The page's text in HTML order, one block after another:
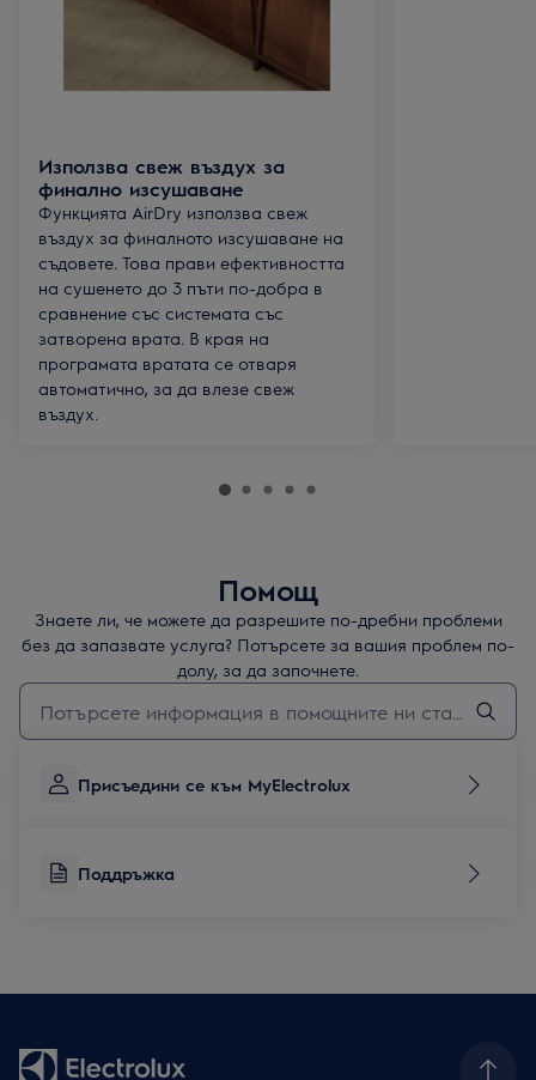
Използва свеж въздух за
финално изсушаване
Функцията AirDry използва свеж
въздух за финалното изсушаване на
съдовете. Това прави ефективността
на сушенето до 3 пъти по-добра в
сравнение със системата със
затворена врата. В края на
програмата вратата се отваря
автоматично, за да влезе свеж
въздух.
Помощ
Знаете ли, че можете да разрешите по-дребни проблеми
без да запазвате услуга? Потърсете за вашия проблем по-
долу, за да започнете.
Въведете текст за да потърсите статии за поддръжка
Присъедини се към MyElectrolux
Поддръжка